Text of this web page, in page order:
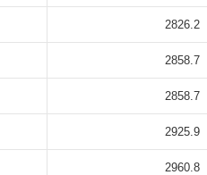
2826.2
2858.7
2858.7
2925.9
2960.8